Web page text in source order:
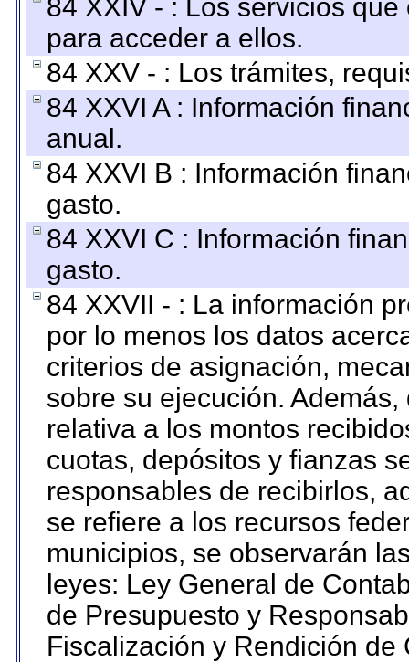
84 XXIV - : Los servicios
para acceder a ellos.
84 XXV - : Los trámites,
84 XXVI A : Información
anual.
84 XXVI B : Información
gasto.
84 XXVI C : Información
gasto.
84 XXVII - : La información
por lo menos los datos
criterios de asignación,
sobre su ejecución.
relativa a los montos
cuotas, depósitos y fianzas
responsables de recibirlos,
se refiere a los recursos
municipios, se observarán
leyes: Ley General de
de Presupuesto y
Fiscalización y Rendición